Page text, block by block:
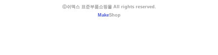
ⓒ쉬멕스 표준부품쇼핑몰 All rights reserved.
MakeShop